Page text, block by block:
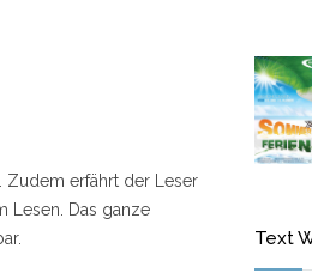
Zudem erfährt der Leser
Lesen. Das ganze
Text